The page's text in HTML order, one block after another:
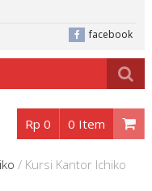
facebook
Rp 0 0 Item
/ Kursi Kantor Ichiko